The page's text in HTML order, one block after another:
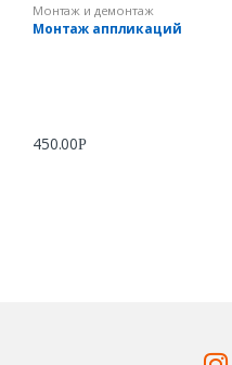
Монтаж и демонтаж
Монтаж аппликаций
450.00Р